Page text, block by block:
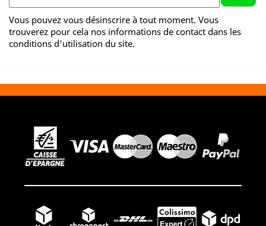
Vous pouvez vous désinscrire à tout moment. Vous
trouverez pour cela nos informations de contact dans les
conditions d'utilisation du site.